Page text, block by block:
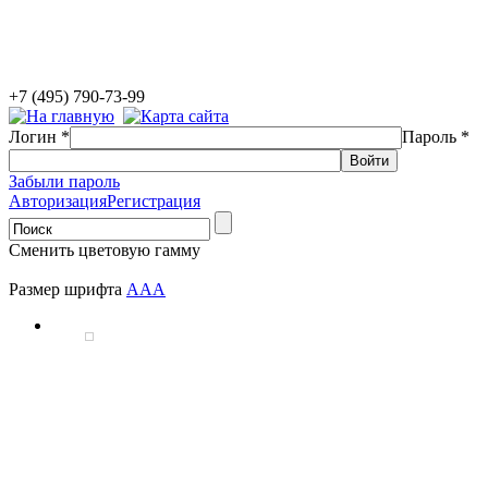
+7 (495) 790-73-99
Логин * Пароль *
Забыли пароль
АвторизацияРегистрация
Сменить цветовую гамму
Размер шрифта AAA